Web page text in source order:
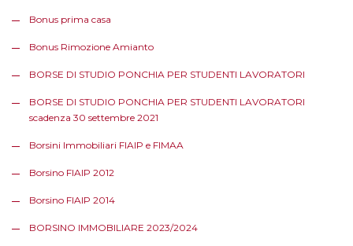
Bonus prima casa
Bonus Rimozione Amianto
BORSE DI STUDIO PONCHIA PER STUDENTI LAVORATORI
BORSE DI STUDIO PONCHIA PER STUDENTI LAVORATORI
scadenza 30 settembre 2021
Borsini Immobiliari FIAIP e FIMAA
Borsino FIAIP 2012
Borsino FIAIP 2014
BORSINO IMMOBILIARE 2023/2024